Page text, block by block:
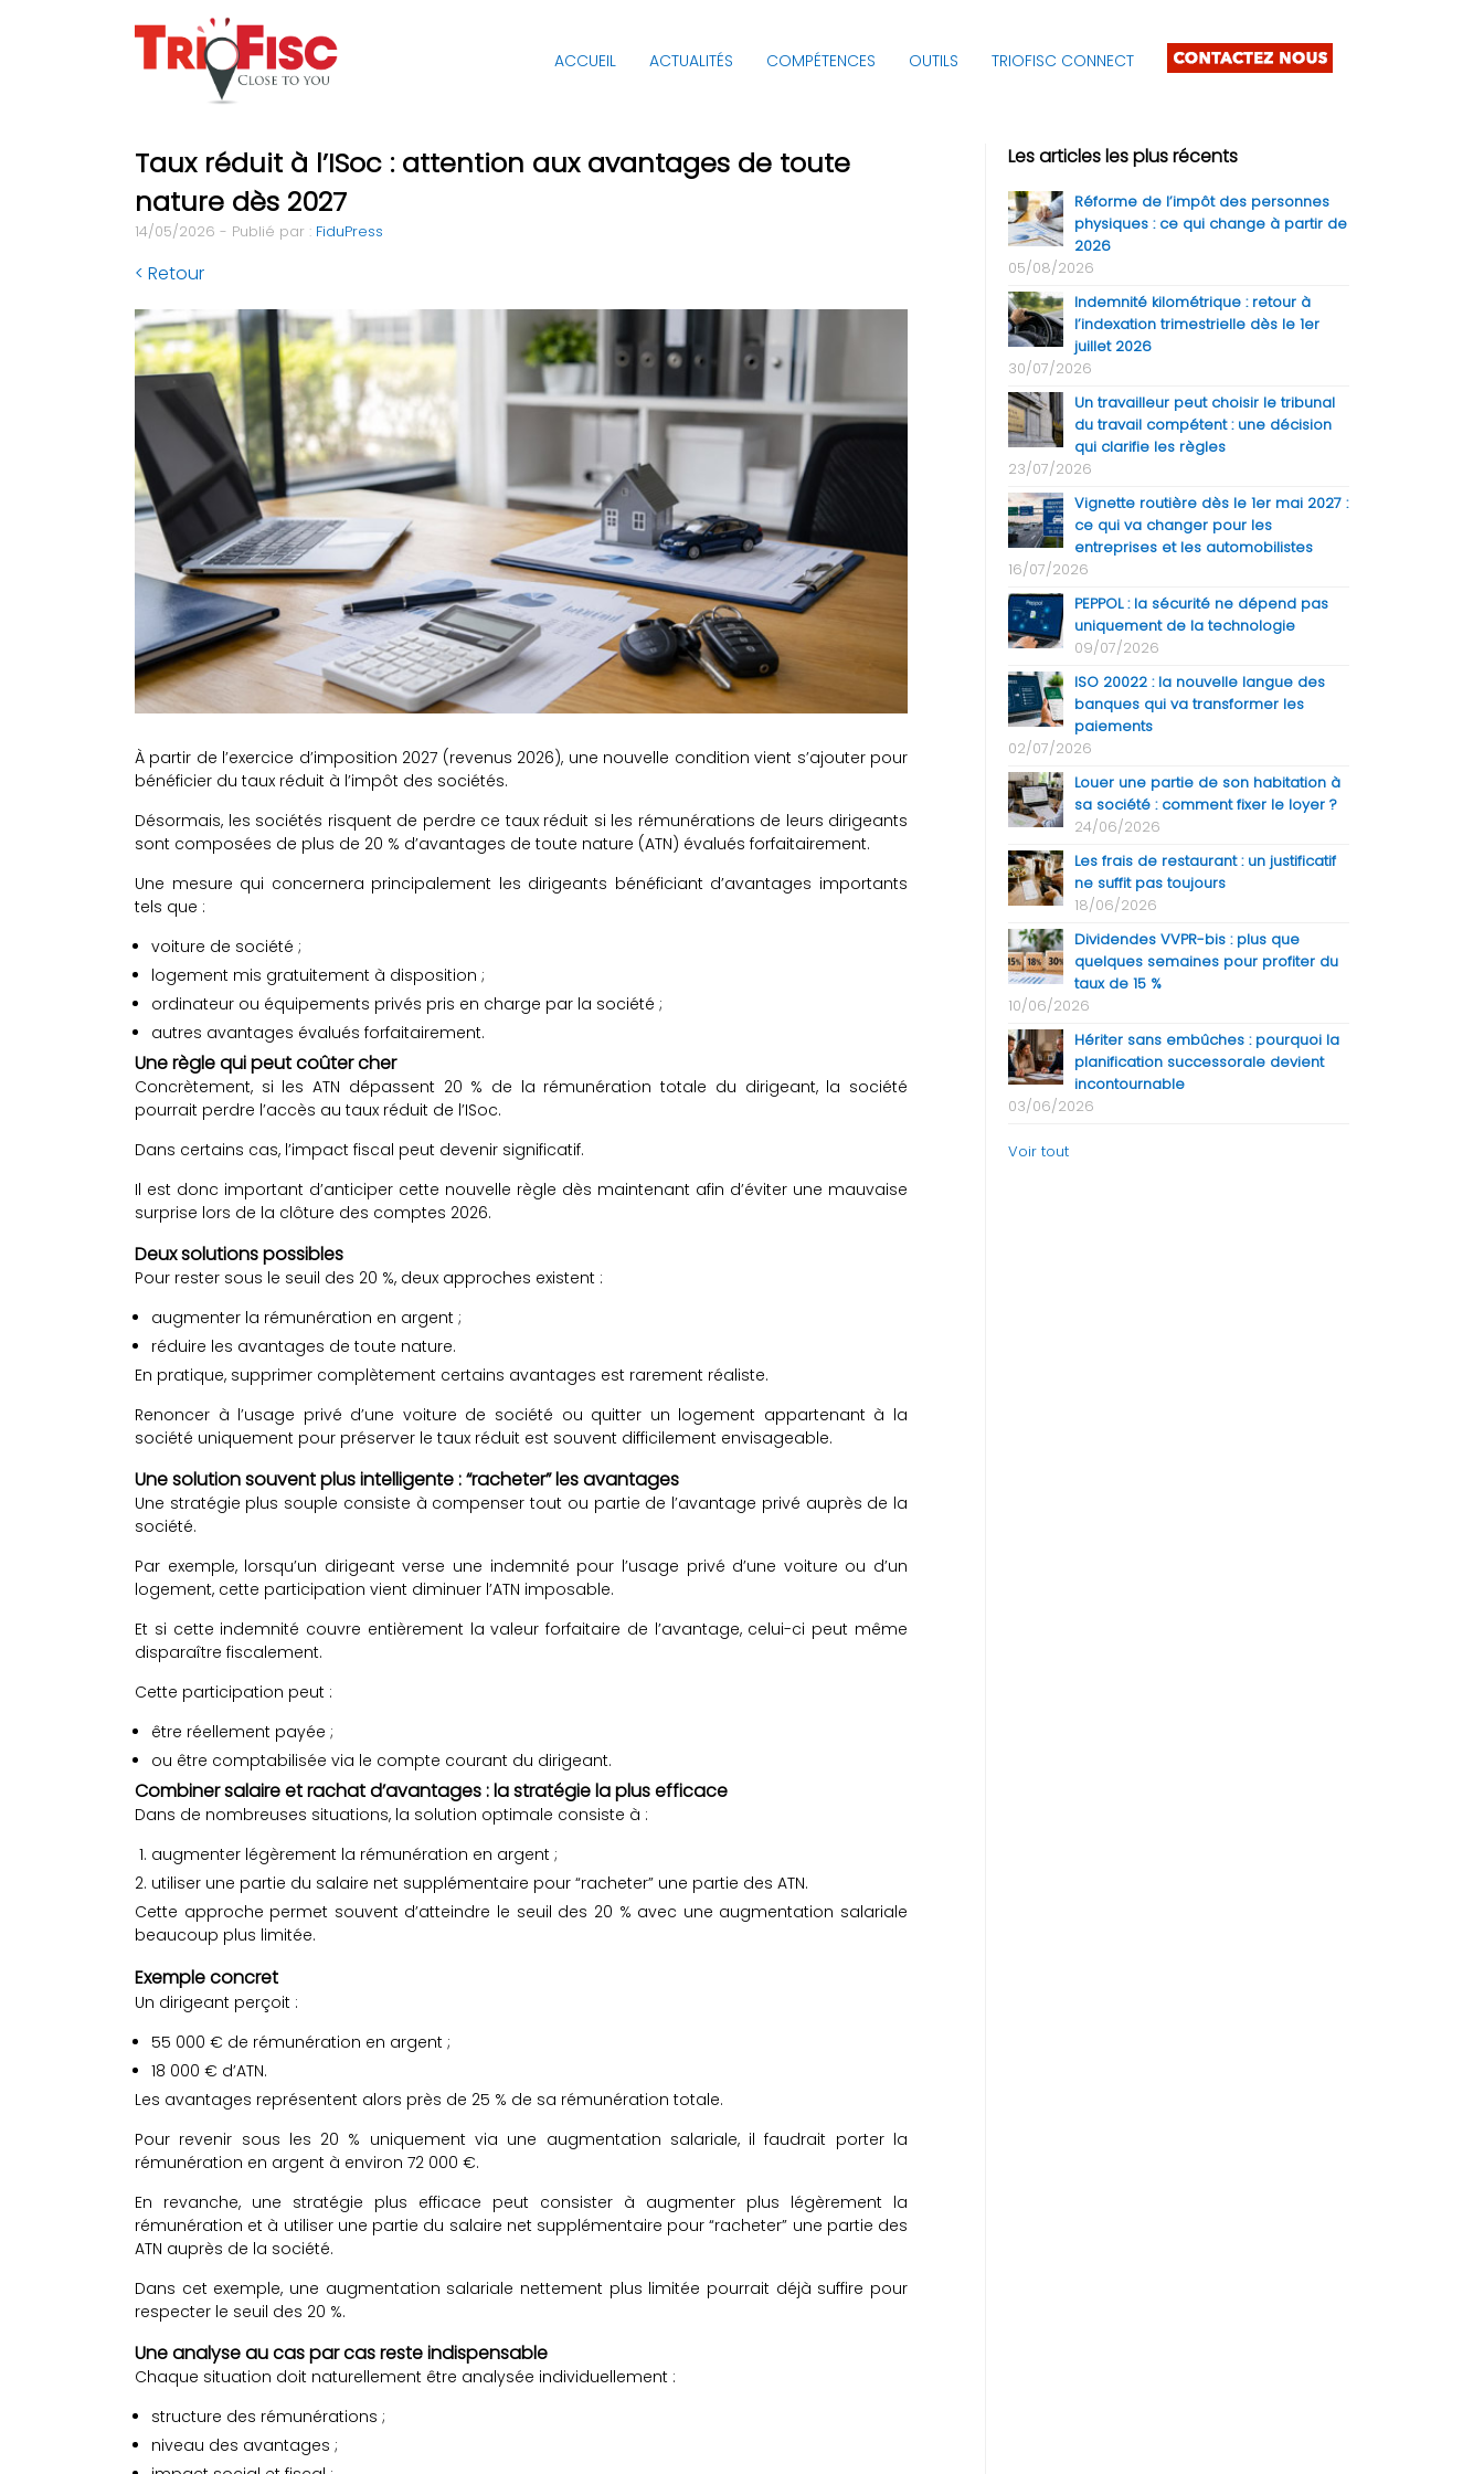
ACCUEIL ACTUALITÉS COMPÉTENCES OUTILS TRIOFISC CONNECT
Taux réduit à l’ISoc : attention aux avantages de toute
nature dès 2027
14/05/2026 - Publié par : FiduPress
< Retour
À partir de l’exercice d’imposition 2027 (revenus 2026), une nouvelle condition vient s’ajouter pour
bénéficier du taux réduit à l’impôt des sociétés.
Désormais, les sociétés risquent de perdre ce taux réduit si les rémunérations de leurs dirigeants
sont composées de plus de 20 % d’avantages de toute nature (ATN) évalués forfaitairement.
Une mesure qui concernera principalement les dirigeants bénéficiant d’avantages importants
tels que :
voiture de société ;
logement mis gratuitement à disposition ;
ordinateur ou équipements privés pris en charge par la société ;
autres avantages évalués forfaitairement.
Une règle qui peut coûter cher
Concrètement, si les ATN dépassent 20 % de la rémunération totale du dirigeant, la société
pourrait perdre l’accès au taux réduit de l’ISoc.
Dans certains cas, l’impact fiscal peut devenir significatif.
Il est donc important d’anticiper cette nouvelle règle dès maintenant afin d’éviter une mauvaise
surprise lors de la clôture des comptes 2026.
Deux solutions possibles
Pour rester sous le seuil des 20 %, deux approches existent :
augmenter la rémunération en argent ;
réduire les avantages de toute nature.
En pratique, supprimer complètement certains avantages est rarement réaliste.
Renoncer à l’usage privé d’une voiture de société ou quitter un logement appartenant à la
société uniquement pour préserver le taux réduit est souvent difficilement envisageable.
Une solution souvent plus intelligente : “racheter” les avantages
Une stratégie plus souple consiste à compenser tout ou partie de l’avantage privé auprès de la
société.
Par exemple, lorsqu’un dirigeant verse une indemnité pour l’usage privé d’une voiture ou d’un
logement, cette participation vient diminuer l’ATN imposable.
Et si cette indemnité couvre entièrement la valeur forfaitaire de l’avantage, celui-ci peut même
disparaître fiscalement.
Cette participation peut :
être réellement payée ;
ou être comptabilisée via le compte courant du dirigeant.
Combiner salaire et rachat d’avantages : la stratégie la plus efficace
Dans de nombreuses situations, la solution optimale consiste à :
augmenter légèrement la rémunération en argent ;
utiliser une partie du salaire net supplémentaire pour “racheter” une partie des ATN.
Cette approche permet souvent d’atteindre le seuil des 20 % avec une augmentation salariale
beaucoup plus limitée.
Exemple concret
Un dirigeant perçoit :
55 000 € de rémunération en argent ;
18 000 € d’ATN.
Les avantages représentent alors près de 25 % de sa rémunération totale.
Pour revenir sous les 20 % uniquement via une augmentation salariale, il faudrait porter la
rémunération en argent à environ 72 000 €.
En revanche, une stratégie plus efficace peut consister à augmenter plus légèrement la
rémunération et à utiliser une partie du salaire net supplémentaire pour “racheter” une partie des
ATN auprès de la société.
Dans cet exemple, une augmentation salariale nettement plus limitée pourrait déjà suffire pour
respecter le seuil des 20 %.
Une analyse au cas par cas reste indispensable
Chaque situation doit naturellement être analysée individuellement :
structure des rémunérations ;
niveau des avantages ;
Les articles les plus récents
Réforme de l’impôt des personnes
physiques : ce qui change à partir de
2026
05/08/2026
Indemnité kilométrique : retour à
l’indexation trimestrielle dès le 1er
juillet 2026
30/07/2026
Un travailleur peut choisir le tribunal
du travail compétent : une décision
qui clarifie les règles
23/07/2026
Vignette routière dès le 1er mai 2027 :
ce qui va changer pour les
entreprises et les automobilistes
16/07/2026
PEPPOL : la sécurité ne dépend pas
uniquement de la technologie
09/07/2026
ISO 20022 : la nouvelle langue des
banques qui va transformer les
paiements
02/07/2026
Louer une partie de son habitation à
sa société : comment fixer le loyer ?
24/06/2026
Les frais de restaurant : un justificatif
ne suffit pas toujours
18/06/2026
Dividendes VVPR-bis : plus que
quelques semaines pour profiter du
taux de 15 %
10/06/2026
Hériter sans embûches : pourquoi la
planification successorale devient
incontournable
03/06/2026
Voir tout